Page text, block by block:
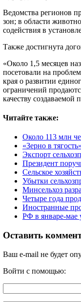
Ведомства регионов
зон; в области
содействия в
Также достигнута
«Около 1,5 месяцев
посетовали на
края о развитии
ограничений
качеству
Читайте также:
Около 113 млн
«Зерно в
Экспорт
Президент
Сельское
Убытки
Минсельхоз
Четыре года
Иностранные
РФ в январе-мае
Оставить
Ваш e-mail не будет
Войти с помощью: